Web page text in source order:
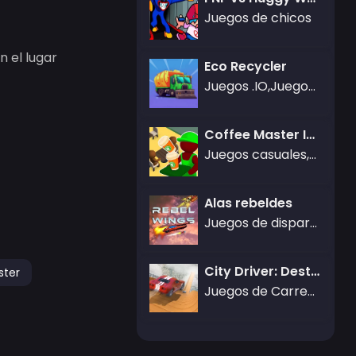
el lugar
Juegos de chicos
Eco Recycler
Juegos .IO,Juegos de Aventura
Coffee Master Idle
Juegos casuales,Juegos de Simulación
Alas rebeldes
Juegos de disparos
City Driver: Destruir coche
Juegos de Carreras